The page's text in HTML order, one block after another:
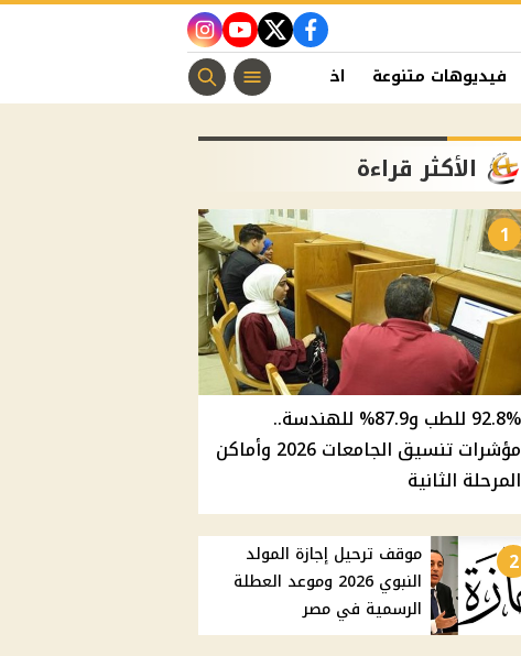
facebook
twitter
youtube
instagram
فيديوهات متنوعة اخبار الفن منوعات مسيحية
الأكثر قراءة
1
92.8% للطب و87.9% للهندسة..
مؤشرات تنسيق الجامعات 2026 وأماكن
المرحلة الثانية
2
موقف ترحيل إجازة المولد
النبوي 2026 وموعد العطلة
الرسمية في مصر